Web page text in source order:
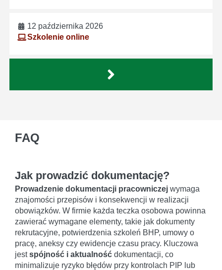
12 października 2026
Szkolenie online
FAQ
Jak prowadzić dokumentację?
Prowadzenie dokumentacji pracowniczej wymaga
znajomości przepisów i konsekwencji w realizacji
obowiązków. W firmie każda teczka osobowa powinna
zawierać wymagane elementy, takie jak dokumenty
rekrutacyjne, potwierdzenia szkoleń BHP, umowy o
pracę, aneksy czy ewidencje czasu pracy. Kluczowa
jestspójność i aktualność dokumentacji, co
minimalizuje ryzyko błędów przy kontrolach PIP lub